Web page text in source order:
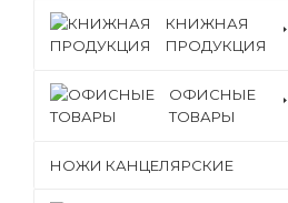
КНИЖНАЯ
ПРОДУКЦИЯ
ОФИСНЫЕ
ТОВАРЫ
НОЖИ КАНЦЕЛЯРСКИЕ